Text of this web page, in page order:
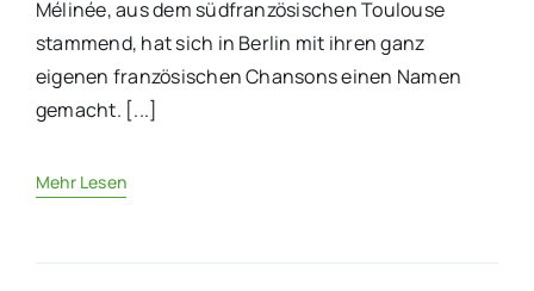
Mélinée, aus dem südfranzösischen Toulouse
stammend, hat sich in Berlin mit ihren ganz
eigenen französischen Chansons einen Namen
gemacht. [...]
Mehr Lesen